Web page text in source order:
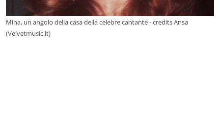
Mina, un angolo della casa della celebre cantante - credits Ansa
(Velvetmusic.it)